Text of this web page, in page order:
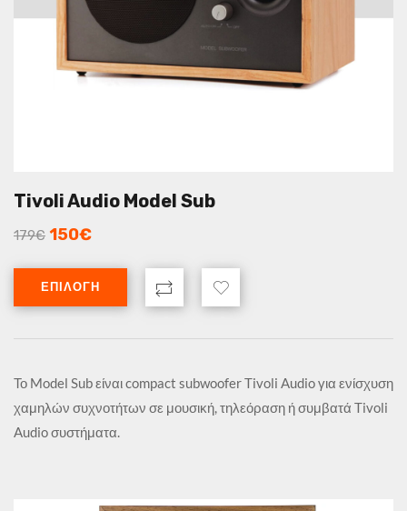
Tivoli Audio Model Sub
179€ 150€
ΕΠΙΛΟΓΉ
Το Model Sub είναι compact subwoofer Tivoli Audio για ενίσχυση
χαμηλών συχνοτήτων σε μουσική, τηλεόραση ή συμβατά Tivoli
Audio συστήματα.